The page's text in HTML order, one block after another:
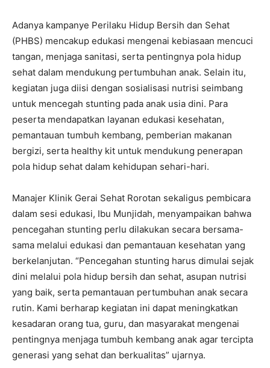
Adanya kampanye Perilaku Hidup Bersih dan Sehat
(PHBS) mencakup edukasi mengenai kebiasaan mencuci
tangan, menjaga sanitasi, serta pentingnya pola hidup
sehat dalam mendukung pertumbuhan anak. Selain itu,
kegiatan juga diisi dengan sosialisasi nutrisi seimbang
untuk mencegah stunting pada anak usia dini. Para
peserta mendapatkan layanan edukasi kesehatan,
pemantauan tumbuh kembang, pemberian makanan
bergizi, serta healthy kit untuk mendukung penerapan
pola hidup sehat dalam kehidupan sehari-hari.
Manajer Klinik Gerai Sehat Rorotan sekaligus pembicara
dalam sesi edukasi, Ibu Munjidah, menyampaikan bahwa
pencegahan stunting perlu dilakukan secara bersama-
sama melalui edukasi dan pemantauan kesehatan yang
berkelanjutan. “Pencegahan stunting harus dimulai sejak
dini melalui pola hidup bersih dan sehat, asupan nutrisi
yang baik, serta pemantauan pertumbuhan anak secara
rutin. Kami berharap kegiatan ini dapat meningkatkan
kesadaran orang tua, guru, dan masyarakat mengenai
pentingnya menjaga tumbuh kembang anak agar tercipta
generasi yang sehat dan berkualitas” ujarnya.